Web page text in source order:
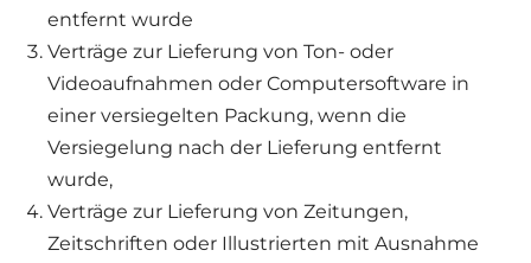
entfernt wurde
Verträge zur Lieferung von Ton- oder
Videoaufnahmen oder Computersoftware in
einer versiegelten Packung, wenn die
Versiegelung nach der Lieferung entfernt
wurde,
Verträge zur Lieferung von Zeitungen,
Zeitschriften oder Illustrierten mit Ausnahme